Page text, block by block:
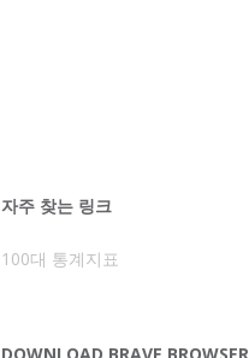
자주 찾는 링크
100대 통계지표